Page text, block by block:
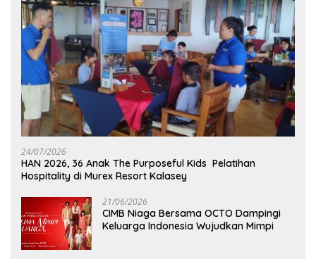
24/07/2026
HAN 2026, 36 Anak The Purposeful Kids Pelatihan
Hospitality di Murex Resort Kalasey
21/06/2026
CIMB Niaga Bersama OCTO Dampingi
Keluarga Indonesia Wujudkan Mimpi